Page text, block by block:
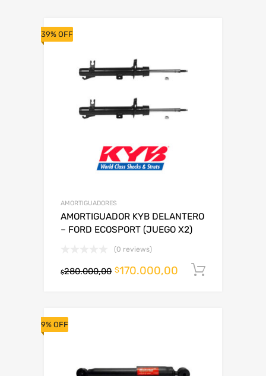
39% OFF
AMORTIGUADORES
AMORTIGUADOR KYB DELANTERO
– FORD ECOSPORT (JUEGO X2)
(0 reviews)
$280.000,00 $170.000,00
9% OFF